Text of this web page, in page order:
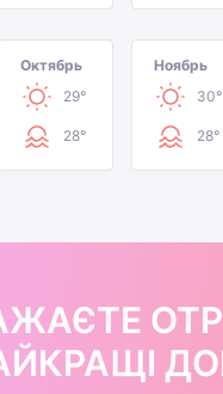
Октябрь
29°
28°
Ноябрь
30°
28°